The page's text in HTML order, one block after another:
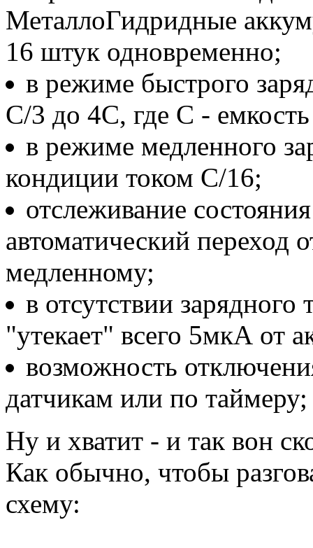
МеталлоГидридные
16 штук одновременно;
в режиме быстрого
С/3 до 4С, где С -
в режиме медленного
кондиции током С/16;
отслеживание
автоматический переход
медленному;
в отсутствии
"утекает" всего 5мкА от
возможность
датчикам или по таймеру;
Ну и хватит - и так вон
Как обычно, чтобы
схему: